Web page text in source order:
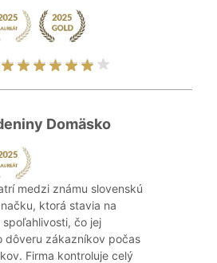
Domäsko
medzi známu slovenskú
ktorá stavia na
čo jej
dôveru zákazníkov počas
Firma kontroluje celý